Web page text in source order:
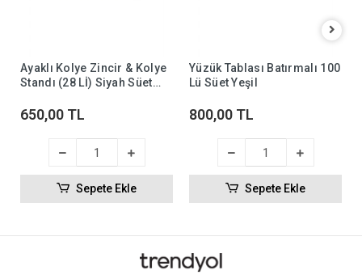
Ayaklı Kolye Zincir & Kolye
Standı (28 Lİ) Siyah Süet
650,00 TL
Sepete Ekle
Yüzük Tablası Batırmalı 100
Lü Süet Yeşil
800,00 TL
Sepete Ekle